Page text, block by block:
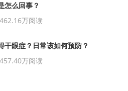
怎么回事？
462.16万阅读
干眼症？日常该如何预防？
457.40万阅读